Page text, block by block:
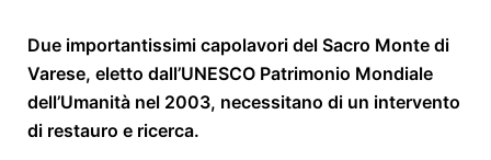
Due importantissimi capolavori del Sacro Monte di
Varese, eletto dall’UNESCO Patrimonio Mondiale
dell’Umanità nel 2003, necessitano di un intervento
di restauro e ricerca.